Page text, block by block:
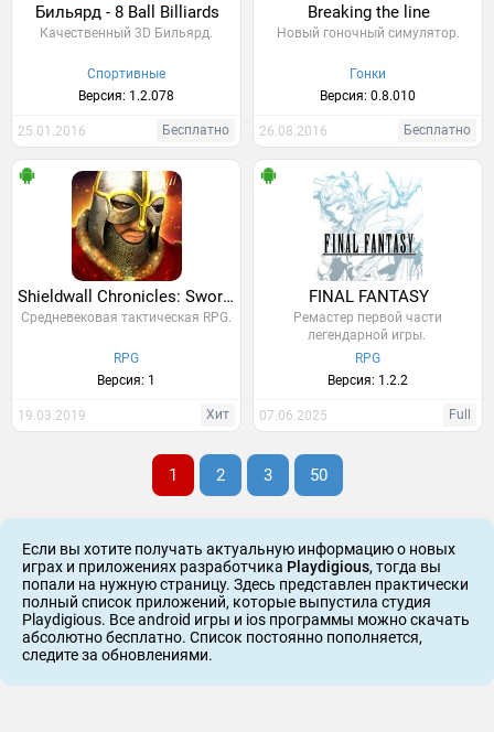
Бильярд - 8 Ball Billiards
Качественный 3D Бильярд.
Спортивные
Версия: 1.2.078
25.01.2016 Бесплатно
Breaking the line
Новый гоночный симулятор.
Гонки
Версия: 0.8.010
26.08.2016 Бесплатно
Shieldwall Chronicles: Swords of the North
Средневековая тактическая RPG.
RPG
Версия: 1
19.03.2019 Хит
FINAL FANTASY
Ремастер первой части
легендарной игры.
RPG
Версия: 1.2.2
07.06.2025 Full
1 2 3 50
Если вы хотите получать актуальную информацию о новых
играх и приложениях разработчика Playdigious, тогда вы
попали на нужную страницу. Здесь представлен практически
полный список приложений, которые выпустила студия
Playdigious. Все android игры и ios программы можно скачать
абсолютно бесплатно. Список постоянно пополняется,
следите за обновлениями.